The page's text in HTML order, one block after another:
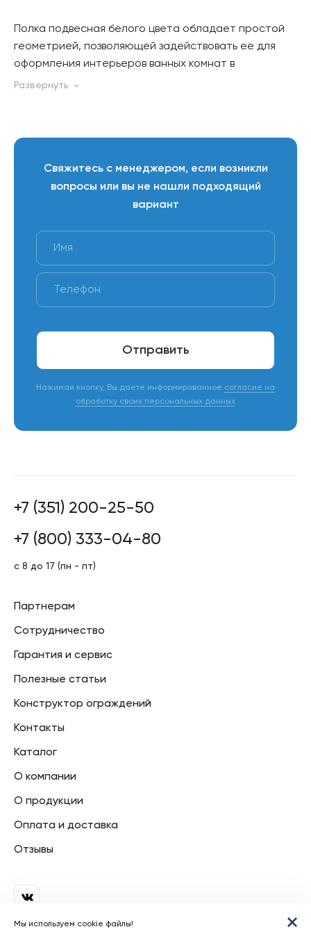
Мы иcпользуем cookie файлы!
Полка подвесная белого цвета обладает простой
геометрией, позволяющей задействовать ее для
оформления интерьеров ванных комнат в
классическом и современном стиле.
Достоинства
- Полка прочная и надежная в эксплуатации.
- Материал устойчив к коррозии, влиянию влажной
появлению царапин.
- За полкой легко ухаживать, поддерживая ее в
Свяжитесь с менеджером, если возникли
вопросы или вы не нашли подходящий
вариант
Отправить
Нажимая кнопку, Вы даете информированное согласие на
обработку своих персональных данных
Партнерам
Сотрудничество
Гарантия и сервис
Полезные статьи
Конструктор ограждений
Контакты
Каталог
О компании
О продукции
Оплата и доставка
Отзывы
+7 (351) 200-25-50
+7 (800) 333-04-80
с 8 до 17 (пн - пт)